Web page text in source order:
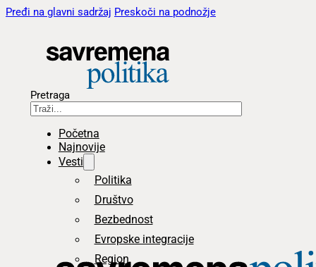
Pređi na glavni sadržaj Preskoči na podnožje
Pretraga
Početna
Najnovije
Vesti
Politika
Društvo
Bezbednost
Evropske integracije
Region